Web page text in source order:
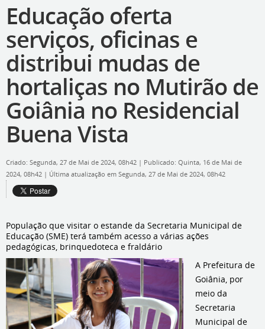
Educação oferta
serviços, oficinas e
distribui mudas de
hortaliças no Mutirão de
Goiânia no Residencial
Buena Vista
Criado: Segunda, 27 de Mai de 2024, 08h42 | Publicado: Quinta, 16 de Mai de
2024, 08h42 | Última atualização em Segunda, 27 de Mai de 2024, 08h42
População que visitar o estande da Secretaria Municipal de
Educação (SME) terá também acesso a várias ações
pedagógicas, brinquedoteca e fraldário
A Prefeitura de
Goiânia, por
meio da
Secretaria
Municipal de